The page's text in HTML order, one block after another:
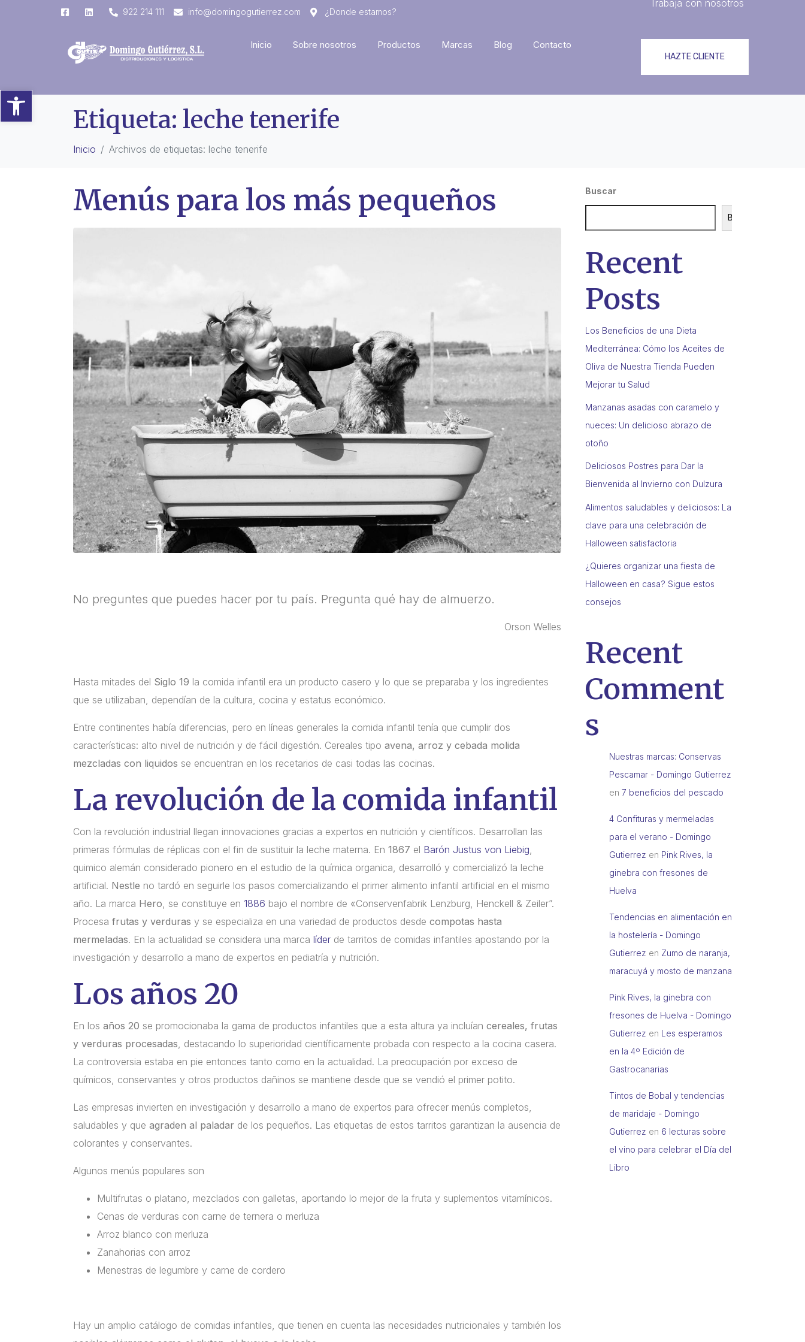
Abrir barra de herramientas
922 214 111 info@domingogutierrez.com ¿Donde estamos?
Trabaja con nosotros
Inicio Sobre nosotros Productos Marcas Blog Contacto
HAZTE CLIENTE
Etiqueta: leche tenerife
Inicio Archivos de etiquetas: leche tenerife
Menús para los más pequeños
No preguntes que puedes hacer por tu país. Pregunta qué hay de almuerzo.
Orson Welles
Hasta mitades del Siglo 19 la comida infantil era un producto casero y lo que se preparaba y los ingredientes
que se utilizaban, dependían de la cultura, cocina y estatus económico.
Entre continentes había diferencias, pero en líneas generales la comida infantil tenía que cumplir dos
características: alto nivel de nutrición y de fácil digestión. Cereales tipo avena, arroz y cebada molida
mezcladas con liquidos se encuentran en los recetarios de casi todas las cocinas.
La revolución de la comida infantil
Con la revolución industrial llegan innovaciones gracias a expertos en nutrición y científicos. Desarrollan las
primeras fórmulas de réplicas con el fin de sustituir la leche materna. En 1867 el Barón Justus von Liebig,
quimico alemán considerado pionero en el estudio de la química organica, desarrolló y comercializó la leche
artificial. Nestle no tardó en seguirle los pasos comercializando el primer alimento infantil artificial en el mismo
año. La marca Hero, se constituye en 1886 bajo el nombre de «Conservenfabrik Lenzburg, Henckell & Zeiler”.
Procesa frutas y verduras y se especializa en una variedad de productos desde compotas hasta
mermeladas. En la actualidad se considera una marca líder de tarritos de comidas infantiles apostando por la
investigación y desarrollo a mano de expertos en pediatría y nutrición.
Los años 20
En los años 20 se promocionaba la gama de productos infantiles que a esta altura ya incluían cereales, frutas
y verduras procesadas, destacando lo superioridad científicamente probada con respecto a la cocina casera.
La controversia estaba en pie entonces tanto como en la actualidad. La preocupación por exceso de
químicos, conservantes y otros productos dañinos se mantiene desde que se vendió el primer potito.
Las empresas invierten en investigación y desarrollo a mano de expertos para ofrecer menús completos,
saludables y que agraden al paladar de los pequeños. Las etiquetas de estos tarritos garantizan la ausencia de
colorantes y conservantes.
Algunos menús populares son
Multifrutas o platano, mezclados con galletas, aportando lo mejor de la fruta y suplementos vitamínicos.
Cenas de verduras con carne de ternera o merluza
Arroz blanco con merluza
Zanahorias con arroz
Menestras de legumbre y carne de cordero
Hay un amplio catálogo de comidas infantiles, que tienen en cuenta las necesidades nutricionales y también los
Buscar
Buscar
Recent
Posts
Los Beneficios de una Dieta
Mediterránea: Cómo los Aceites de
Oliva de Nuestra Tienda Pueden
Mejorar tu Salud
Manzanas asadas con caramelo y
nueces: Un delicioso abrazo de
otoño
Deliciosos Postres para Dar la
Bienvenida al Invierno con Dulzura
Alimentos saludables y deliciosos: La
clave para una celebración de
Halloween satisfactoria
¿Quieres organizar una fiesta de
Halloween en casa? Sigue estos
consejos
Recent
Comment
s
Nuestras marcas: Conservas
Pescamar - Domingo Gutierrez
en 7 beneficios del pescado
4 Confituras y mermeladas
para el verano - Domingo
Gutierrez en Pink Rives, la
ginebra con fresones de
Huelva
Tendencias en alimentación en
la hostelería - Domingo
Gutierrez en Zumo de naranja,
maracuyá y mosto de manzana
Pink Rives, la ginebra con
fresones de Huelva - Domingo
Gutierrez en Les esperamos
en la 4º Edición de
Gastrocanarias
Tintos de Bobal y tendencias
de maridaje - Domingo
Gutierrez en 6 lecturas sobre
el vino para celebrar el Día del
Libro